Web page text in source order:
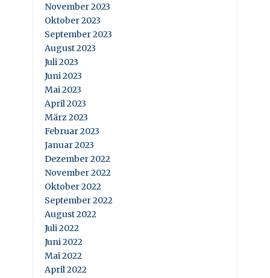
November 2023
Oktober 2023
September 2023
August 2023
Juli 2023
Juni 2023
Mai 2023
April 2023
März 2023
Februar 2023
Januar 2023
Dezember 2022
November 2022
Oktober 2022
September 2022
August 2022
Juli 2022
Juni 2022
Mai 2022
April 2022